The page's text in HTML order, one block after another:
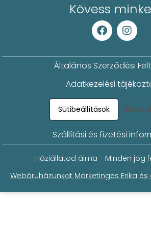
Kövess
Általános Szerződési
Adatkezelési
Sütibeállítások Nincs
Szállítási és fizetési
Háziállatod álma - Minden jog
Webáruházunkat Marketinges Erika